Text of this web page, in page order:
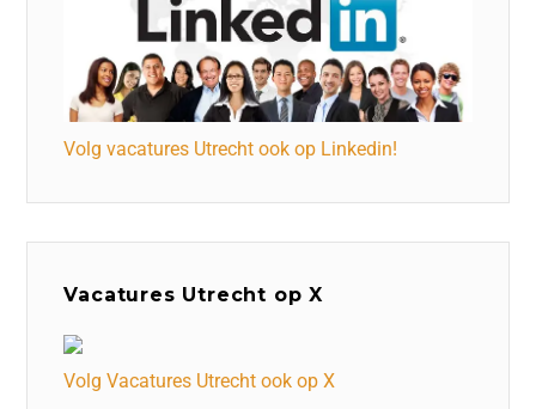
Volg vacatures Utrecht ook op Linkedin!
Vacatures Utrecht op X
Volg Vacatures Utrecht ook op X